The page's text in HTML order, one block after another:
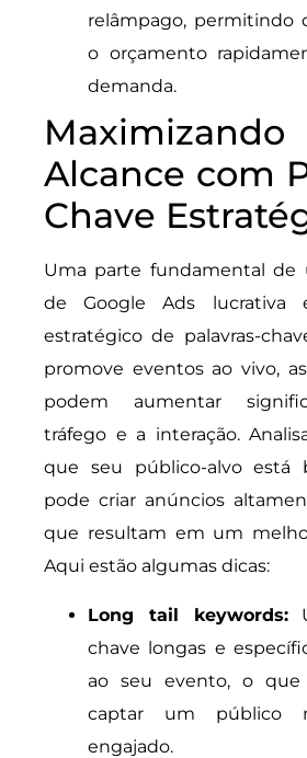
relâmpago, permitindo
o orçamento
demanda.
Alcance com
Chave
Uma parte fundamental de
de Google Ads lucrativa
estratégico de palavras-
promove eventos ao vivo,
podem aumentar
tráfego e a interação.
que seu público-alvo está
pode criar anúncios
que resultam em um
Aqui estão algumas dicas:
Long tail keywords:
chave longas e
ao seu evento, o
captar um público
engajado.